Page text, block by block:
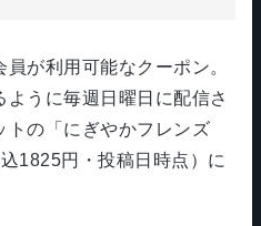
が利用可能なクーポン。
うに毎週日曜日に配信さ
トの「にぎやかフレンズ
1825円・投稿日時点）に